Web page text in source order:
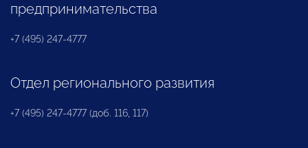
предпринимательства
+7 (495) 247-4777
Отдел регионального развития
+7 (495) 247-4777 (доб. 116, 117)